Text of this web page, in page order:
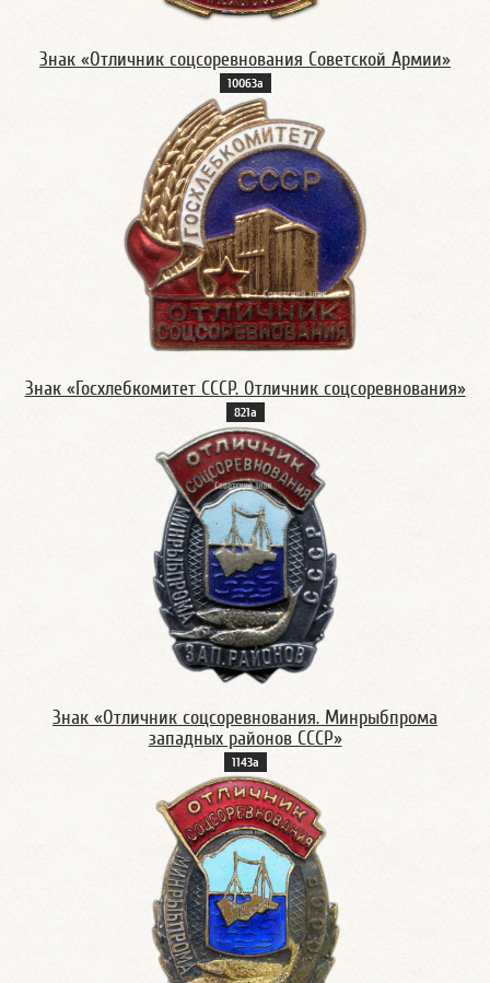
Знак «Отличник соцсоревнования Советской Армии»
10063а
Знак «Госхлебкомитет СССР. Отличник соцсоревнования»
821а
Знак «Отличник соцсоревнования. Минрыбпрома
западных районов СССР»
1143а